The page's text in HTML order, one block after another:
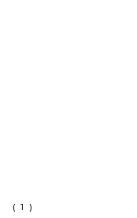
(1)